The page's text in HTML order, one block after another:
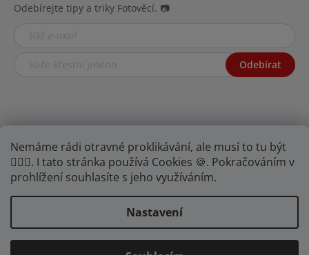
Nemáme rádi otravné proklikávání, ale musí to tu být
🤦🏾‍♂️. I tato stránka používá Cookies 🍪. Pokračováním v
prohlížení souhlasíte s jeho využíváním.
Nastavení
Odebírejte tipy a triky Fotověcí. 📷
Odebírat
Najdete nás na YouTube, Facebooku i